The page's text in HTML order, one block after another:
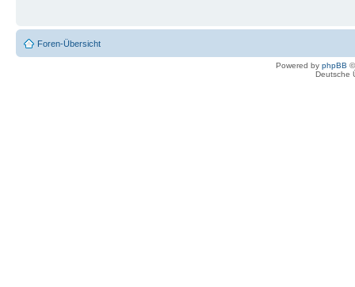
Foren-Übersicht
Powered by phpBB
Deutsche